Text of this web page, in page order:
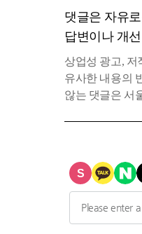
댓글은 자유
답변이나 개
상업성 광고, 저
유사한 내용의
않는 댓글은 서